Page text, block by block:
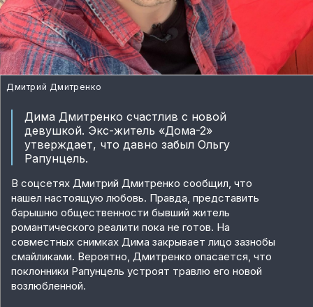
Дмитрий Дмитренко
Дима Дмитренко счастлив с новой
девушкой. Экс-житель «Дома-2»
утверждает, что давно забыл Ольгу
Рапунцель.
В соцсетях Дмитрий Дмитренко сообщил, что
нашел настоящую любовь. Правда, представить
барышню общественности бывший житель
романтического реалити пока не готов. На
совместных снимках Дима закрывает лицо зазнобы
смайликами. Вероятно, Дмитренко опасается, что
поклонники Рапунцель устроят травлю его новой
возлюбленной.